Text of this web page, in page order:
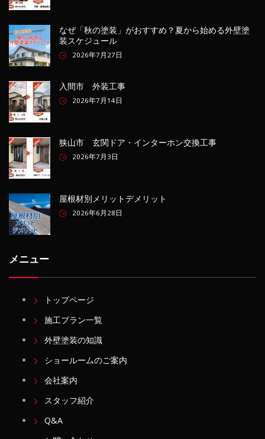
なぜ「秋の塗装」がおすすめ？夏から始める外壁塗
装スケジュール
2026年7月27日
入間市 外装工事
2026年7月14日
狭山市 玄関ドア・インターホン交換工事
2026年7月3日
屋根材別メリットデメリット
2026年6月28日
メニュー
トップページ
施工プラン一覧
外壁塗装の知識
ショールームのご案内
会社案内
スタッフ紹介
Q&A